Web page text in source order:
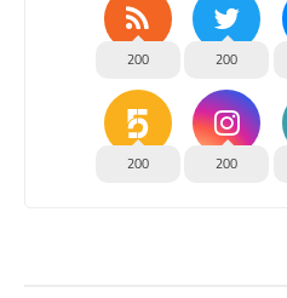
200
200
200
200